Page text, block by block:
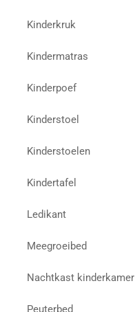
Kinderkruk
Kindermatras
Kinderpoef
Kinderstoel
Kinderstoelen
Kindertafel
Ledikant
Meegroeibed
Nachtkast kinderkamer
Peuterbed